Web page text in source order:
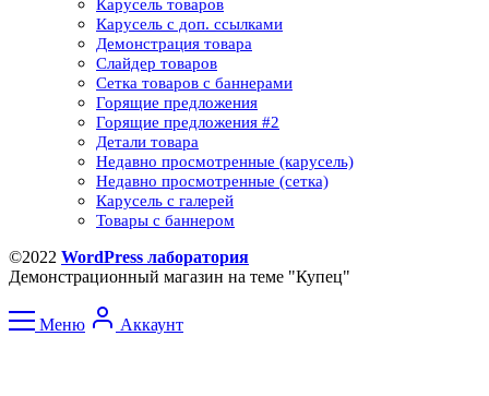
Карусель товаров
Карусель с доп. ссылками
Демонстрация товара
Слайдер товаров
Сетка товаров с баннерами​
Горящие предложения
Горящие предложения​ #2
Детали товара
Недавно просмотренные (карусель)
Недавно просмотренные (сетка)​
Карусель с галерей
Товары с баннером
©2022 WordPress лаборатория
Демонстрационный магазин на теме "Купец"
Меню Аккаунт